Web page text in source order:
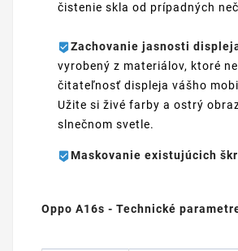
čistenie skla od prípadných
Zachovanie jasnosti
vyrobený z materiálov, ktoré
čitateľnosť displeja vášho
Užite si živé farby a ostrý
slnečnom svetle.
Maskovanie existujúcich
Oppo A16s - Technické